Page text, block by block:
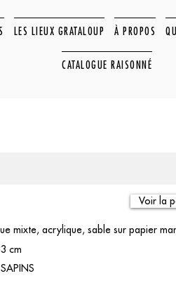
LES LIEUX GRATALOUP À PROPOS
CATALOGUE RAISONNÉ
Voir la
mixte, acrylique, sable sur papier
cm